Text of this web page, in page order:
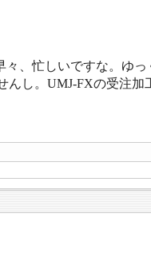
、忙しいですな。ゆ
し。UMJ-FXの受注